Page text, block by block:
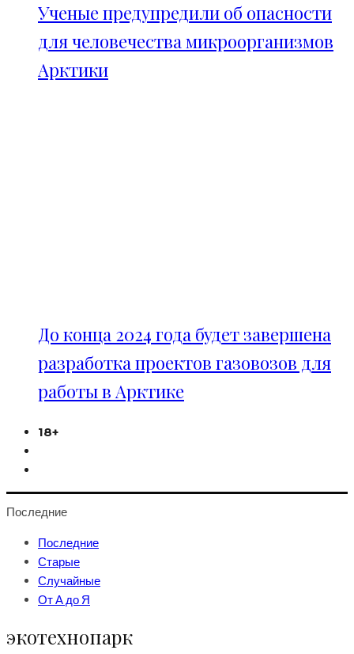
Ученые предупредили об опасности
для человечества микроорганизмов
Арктики
До конца 2024 года будет завершена
разработка проектов газовозов для
работы в Арктике
18+
Последние
Последние
Старые
Случайные
От А до Я
экотехнопарк